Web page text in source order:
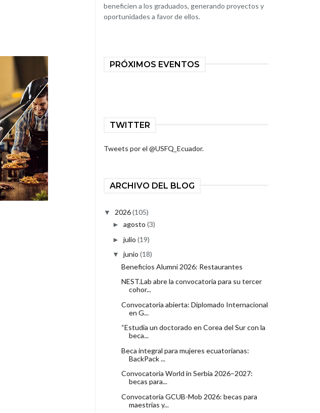
beneficien a los graduados, generando proyectos y
oportunidades a favor de ellos.
PRÓXIMOS EVENTOS
TWITTER
Tweets por el @USFQ_Ecuador.
ARCHIVO DEL BLOG
▼ 2026(105)
► agosto (3)
► julio (19)
▼ junio (18)
Beneficios Alumni 2026: Restaurantes
NEST.Lab abre la convocatoria para su tercer
cohor...
Convocatoria abierta: Diplomado Internacional
en G...
“Estudia un doctorado en Corea del Sur con la
beca...
Beca integral para mujeres ecuatorianas:
BackPack ...
Convocatoria World in Serbia 2026–2027:
becas para...
Convocatoria GCUB-Mob 2026: becas para
maestrías y...